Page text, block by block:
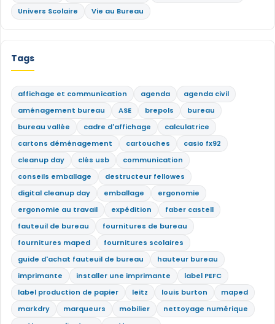
Univers Scolaire
Vie au Bureau
Tags
affichage et communication agenda
agenda civil
aménagement bureau
ASE brepols
bureau
bureau vallée
cadre d'affichage
calculatrice
cartons déménagement
cartouches
casio fx92
cleanup day
clés usb
communication
conseils emballage
destructeur fellowes
digital cleanup day
emballage
ergonomie
ergonomie au travail
expédition
faber castell
fauteuil de bureau
fournitures de bureau
fournitures maped
fournitures scolaires
guide d'achat fauteuil de bureau
hauteur bureau
imprimante
installer une imprimante
label PEFC
label production de papier
leitz louis burton
maped
markdry
marqueurs mobilier
nettoyage numérique